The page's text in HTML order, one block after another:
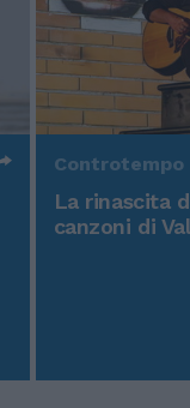
Controtempo
La rinascita
canzoni di